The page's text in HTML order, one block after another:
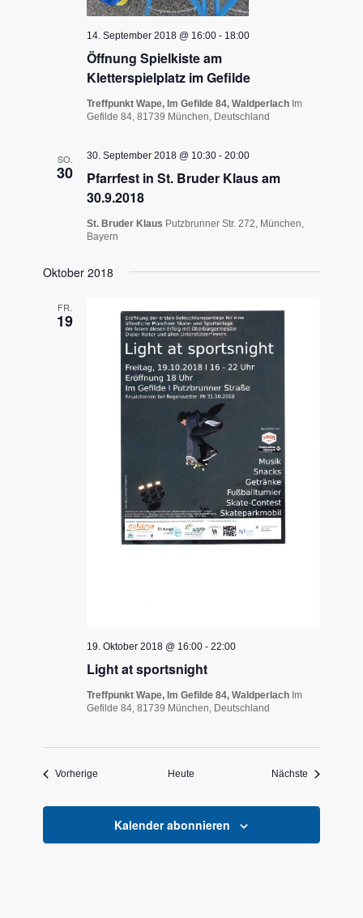
Öffnung Spielkiste am
Kletterspielplatz im Gefilde
14. September 2018 @ 16:00 - 18:00
Treffpunkt Wape, Im Gefilde 84, Waldperlach Im
Gefilde 84, 81739 München, Deutschland
SO.
30
Pfarrfest in St. Bruder Klaus am
30.9.2018
30. September 2018 @ 10:30 -20:00
St. Bruder Klaus Putzbrunner Str. 272, München,
Bayern
Oktober 2018
FR.
19
Light at sportsnight
19. Oktober 2018 @ 16:00 -22:00
Treffpunkt Wape, Im Gefilde 84, Waldperlach Im
Gefilde 84, 81739 München, Deutschland
Vorherige VeranstaltungenHeute Nächste
Kalender abonnieren